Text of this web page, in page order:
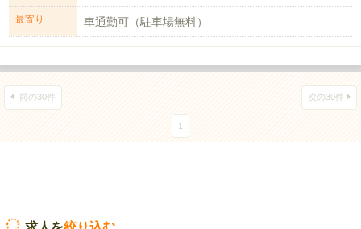
最寄り 車通勤可（駐車場無料）
前の30件 次の30件
1